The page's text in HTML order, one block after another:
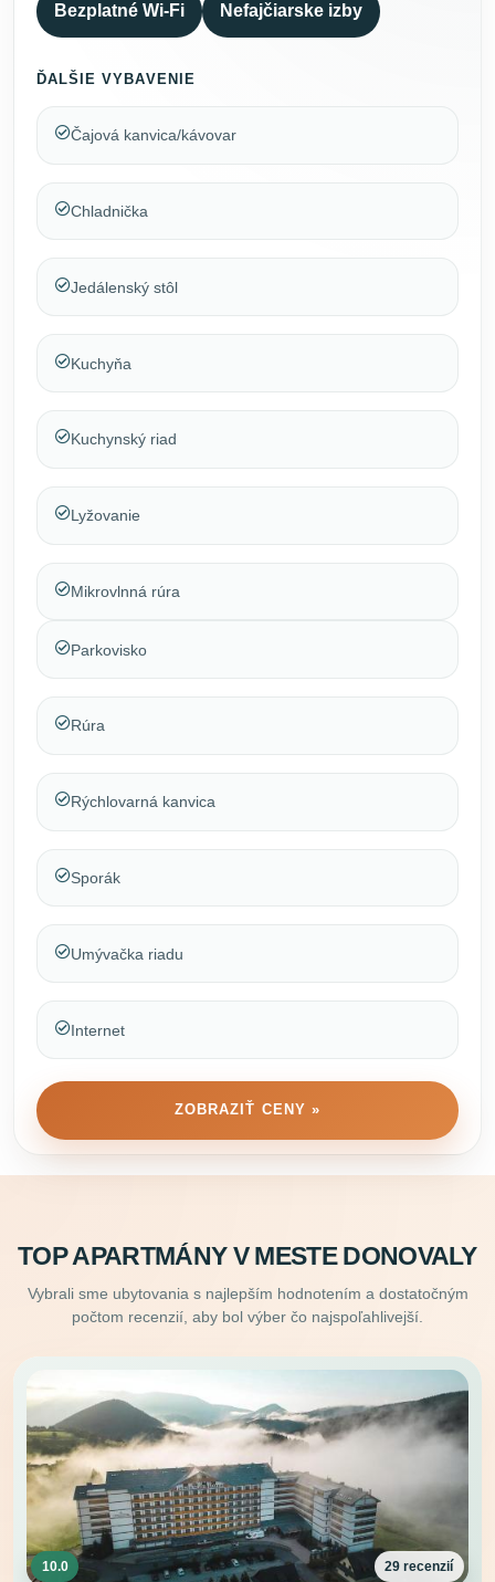
Bezplatné Wi-Fi Nefajčiarske izby
ĎALŠIE VYBAVENIE
Čajová kanvica/kávovar
Chladnička
Jedálenský stôl
Kuchyňa
Kuchynský riad
Lyžovanie
Mikrovlnná rúra
Parkovisko
Rúra
Rýchlovarná kanvica
Sporák
Umývačka riadu
Internet
ZOBRAZIŤ CENY »
TOP APARTMÁNY V MESTE DONOVALY
Vybrali sme ubytovania s najlepším hodnotením a dostatočným
počtom recenzií, aby bol výber čo najspoľahlivejší.
10.0 29 recenzií